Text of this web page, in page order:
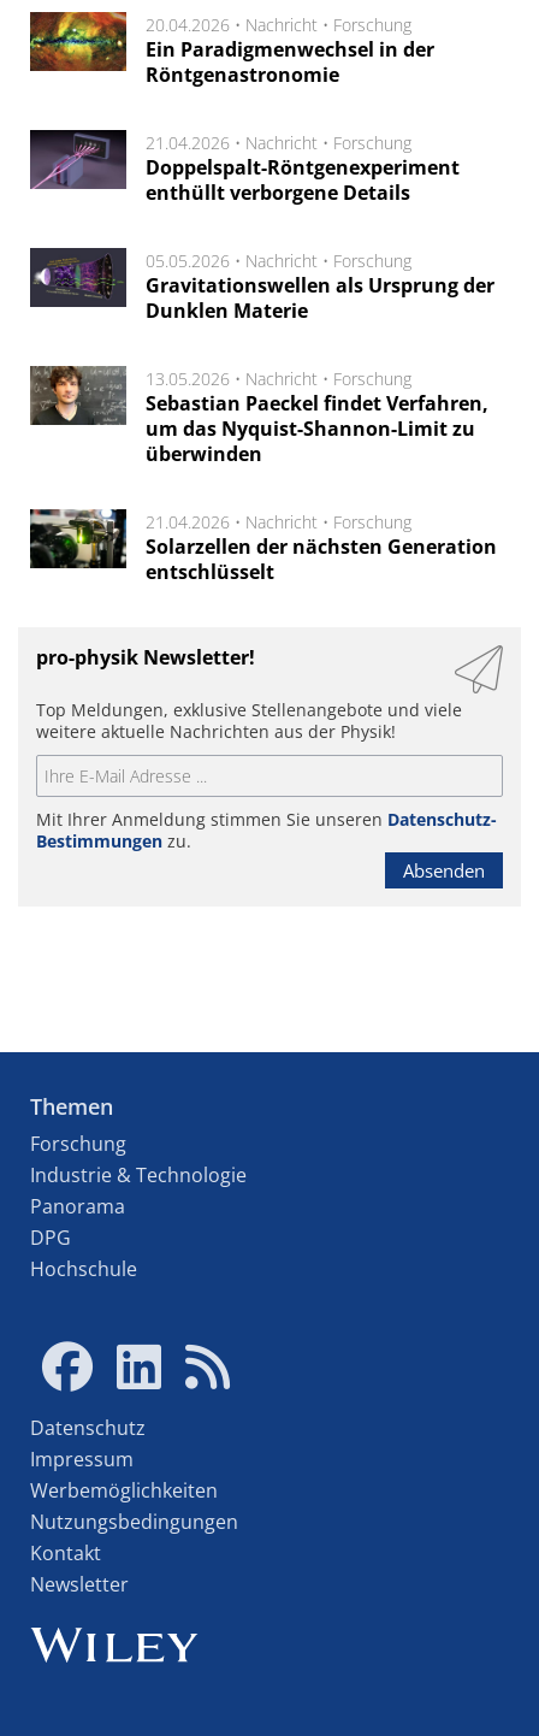
20.04.2026 • Nachricht • Forschung
Ein Paradigmenwechsel in der
Röntgenastronomie
21.04.2026 • Nachricht • Forschung
Doppelspalt-Röntgenexperiment
enthüllt verborgene Details
05.05.2026 • Nachricht • Forschung
Gravitationswellen als Ursprung der
Dunklen Materie
13.05.2026 • Nachricht • Forschung
Sebastian Paeckel findet Verfahren,
um das Nyquist-Shannon-Limit zu
überwinden
21.04.2026 • Nachricht • Forschung
Solarzellen der nächsten Generation
entschlüsselt
pro-physik Newsletter!
Top Meldungen, exklusive Stellenangebote und viele
weitere aktuelle Nachrichten aus der Physik!
Mit Ihrer Anmeldung stimmen Sie unseren Datenschutz-
Bestimmungen zu.
Absenden
Themen
Forschung
Industrie & Technologie
Panorama
DPG
Hochschule
Datenschutz
Impressum
Werbemöglichkeiten
Nutzungsbedingungen
Kontakt
Newsletter